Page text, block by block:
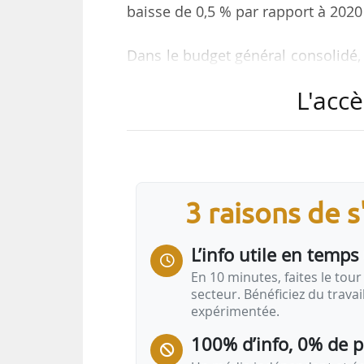
baisse de 0,5 % par rapport à
Dans le budget général
et celles de fonctionnement
2021 dont 992,8 M€ pour le
3 raisons de
L’info utile en
En 10 minutes, faites le tour
secteur. Bénéficiez du
expérimentée.
100% d’info, 0% de